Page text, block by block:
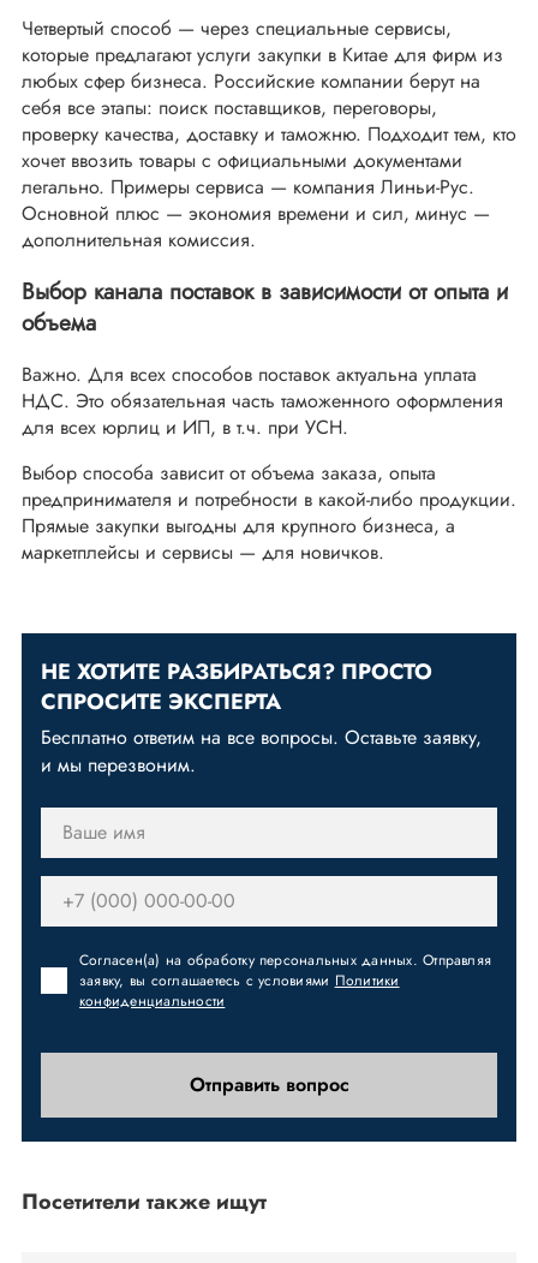
Четвертый способ — через специальные сервисы,
которые предлагают услуги закупки в Китае для фирм из
любых сфер бизнеса. Российские компании берут на
себя все этапы: поиск поставщиков, переговоры,
проверку качества, доставку и таможню. Подходит тем, кто
хочет ввозить товары с официальными документами
легально. Примеры сервиса — компания Линьи-Рус.
Основной плюс — экономия времени и сил, минус —
дополнительная комиссия.
Выбор канала поставок в зависимости от опыта и
объема
Важно. Для всех способов поставок актуальна уплата
НДС. Это обязательная часть таможенного оформления
для всех юрлиц и ИП, в т.ч. при УСН.
Выбор способа зависит от объема заказа, опыта
предпринимателя и потребности в какой-либо продукции.
Прямые закупки выгодны для крупного бизнеса, а
маркетплейсы и сервисы — для новичков.
НЕ ХОТИТЕ РАЗБИРАТЬСЯ? ПРОСТО
СПРОСИТЕ ЭКСПЕРТА
Бесплатно ответим на все вопросы. Оставьте заявку,
и мы перезвоним.
Согласен(а) на обработку персональных данных. Отправляя
заявку, вы соглашаетесь с условиями Политики
конфиденциальности
Отправить вопрос
Посетители также ищут